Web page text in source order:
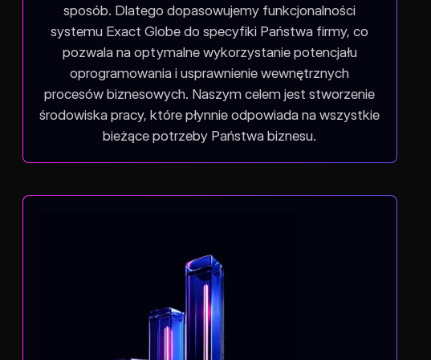
sposób. Dlatego dopasowujemy funkcjonalności
systemu Exact Globe do specyfiki Państwa firmy, co
pozwala na optymalne wykorzystanie potencjału
oprogramowania i usprawnienie wewnętrznych
procesów biznesowych. Naszym celem jest stworzenie
środowiska pracy, które płynnie odpowiada na wszystkie
bieżące potrzeby Państwa biznesu.